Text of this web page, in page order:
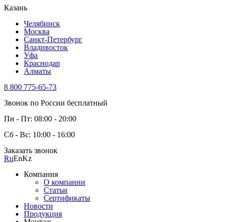
Казань
Челябинск
Москва
Санкт-Петербург
Владивосток
Уфа
Краснодар
Алматы
8 800 775-65-73
Звонок по России бесплатный
Пн - Пт: 08:00 - 20:00
Сб - Вс: 10:00 - 16:00
Заказать звонок
RuEnKz
Компания
О компании
Статьи
Сертификаты
Новости
Продукция